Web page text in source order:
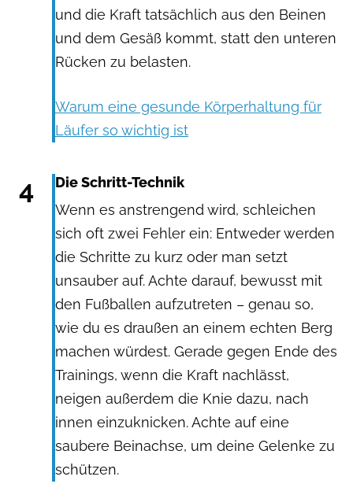
und die Kraft tatsächlich aus den Beinen
und dem Gesäß kommt, statt den unteren
Rücken zu belasten.
Warum eine gesunde Körperhaltung für
Läufer so wichtig ist
4
Die Schritt-Technik
Wenn es anstrengend wird, schleichen
sich oft zwei Fehler ein: Entweder werden
die Schritte zu kurz oder man setzt
unsauber auf. Achte darauf, bewusst mit
den Fußballen aufzutreten – genau so,
wie du es draußen an einem echten Berg
machen würdest. Gerade gegen Ende des
Trainings, wenn die Kraft nachlässt,
neigen außerdem die Knie dazu, nach
innen einzuknicken. Achte auf eine
saubere Beinachse, um deine Gelenke zu
schützen.